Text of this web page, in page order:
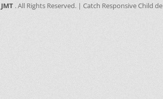
JMT . All Rights Reserved. | Catch Responsive Child de